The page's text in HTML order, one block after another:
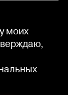
моих